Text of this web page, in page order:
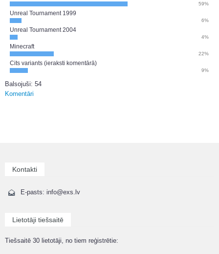
59%
Unreal Tournament 1999
6%
Unreal Tournament 2004
4%
Minecraft
22%
Cits variants (ieraksti komentārā)
9%
Balsojuši: 54
Komentāri
Kontakti
E-pasts: info@exs.lv
Lietotāji tiešsaitē
Tiešsaitē 30 lietotāji, no tiem reģistrētie: